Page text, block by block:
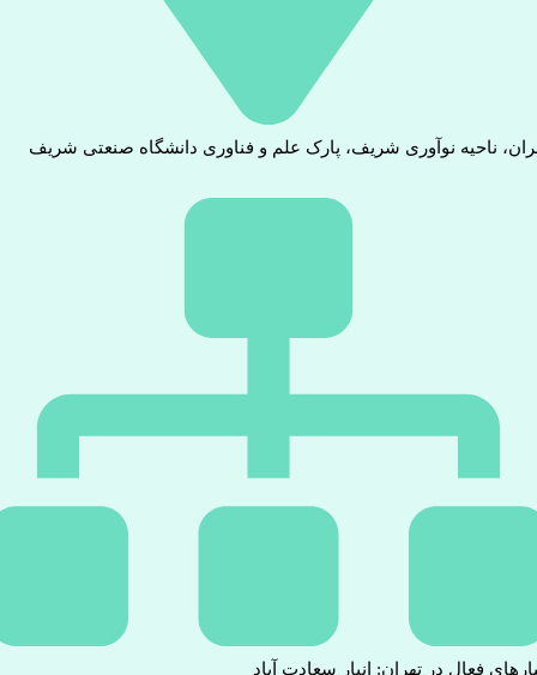
ناحیه نوآوری شریف، پارک علم و فناوری دانشگاه صنعتی شریف
فعال در تهران: انبار سعادت آباد